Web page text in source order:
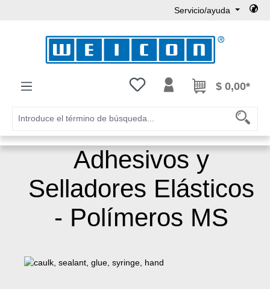
Servicio/ayuda
Tienes 0 artículos en tu lista de
$ 0,00*
Adhesivos y
Selladores Elásticos
- Polímeros MS